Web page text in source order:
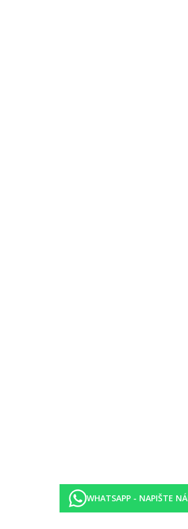
57 km od hotelu
konferenční místnost, 5 bazénů včetně
uvedené vybavení)
kolem baru či na terase.
gril nebo jiné speciality.
/ meditace (na pláži), běhání po pláži
aktivitami (malování, hry, chytání
hry, skupinové sportovní či kulturní aktivity.
WHATSAPP - NAPIŠTE